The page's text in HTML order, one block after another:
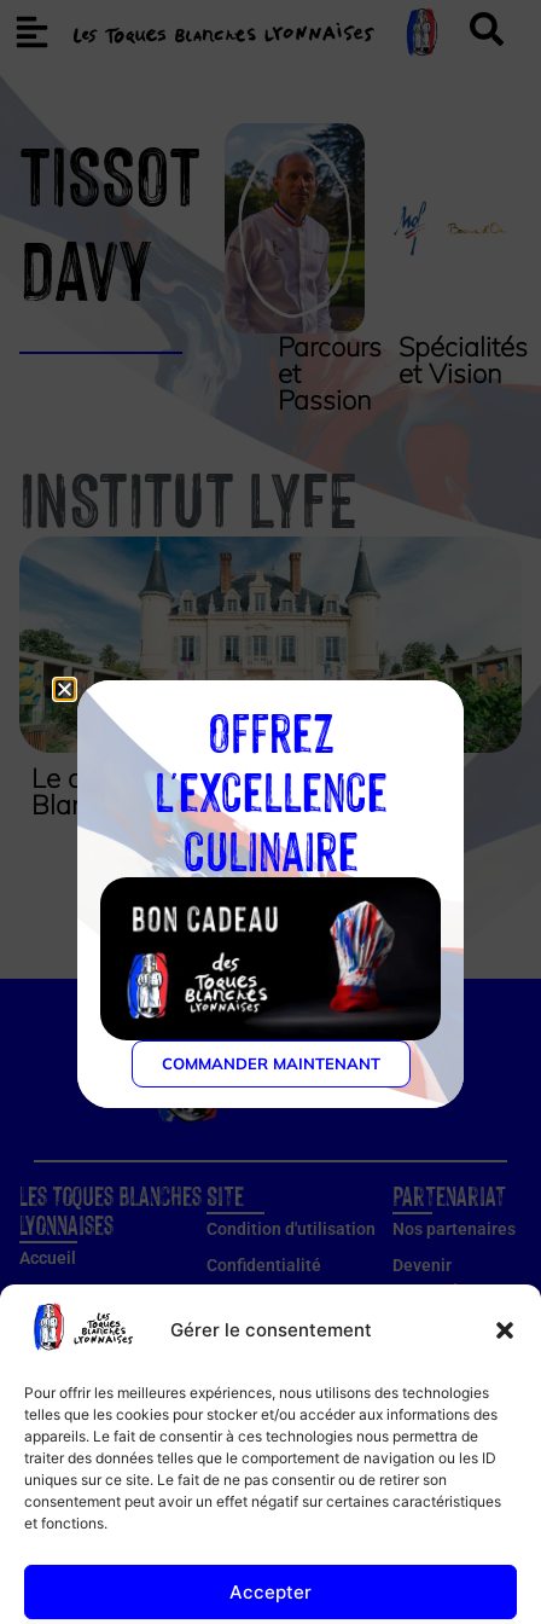
Gérer le consentement
Pour offrir les meilleures expériences, nous utilisons des technologies
telles que les cookies pour stocker et/ou accéder aux informations des
appareils. Le fait de consentir à ces technologies nous permettra de
traiter des données telles que le comportement de navigation ou les ID
uniques sur ce site. Le fait de ne pas consentir ou de retirer son
consentement peut avoir un effet négatif sur certaines caractéristiques
et fonctions.
Accepter
TISSOT
Davy
Parcours
et
Passion
Spécialités
et Vision
Le chef et l’association des Toques
Blanches Lyonnaises
INSTITUT LYFE
Voir tous les membres
Partenariat
Nos partenaires
Devenir
partenaire
Devenir membre
Les Toques Blanches
Lyonnaises
Accueil
Guide établissements
Notre histoire
Bon cadeau
Recettes
Actualités
Site
Condition d'utilisation
Confidentialité
Mentions légales
Offrez
l'excellence
culinaire
COMMANDER MAINTENANT